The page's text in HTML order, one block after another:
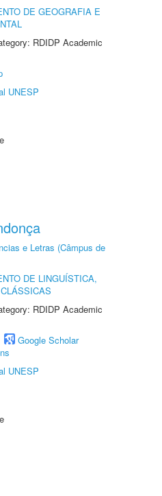
DE GEOGRAFIA E
RDIDP Academic
UNESP
e Letras (Câmpus de
DE LINGUÍSTICA,
RDIDP Academic
Google Scholar
UNESP